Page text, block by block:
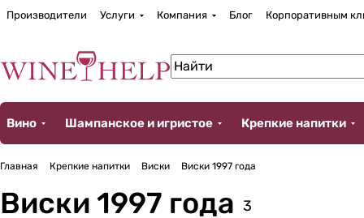
Производители Услуги Компания Блог Корпоративным
Вино Шампанское и игристое Крепкие напитки
Главная Крепкие напитки Виски Виски 1997 года
Виски 1997 года 3